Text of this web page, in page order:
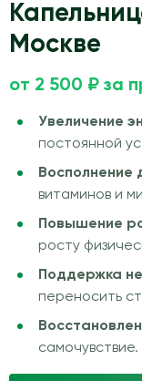
Москве
от 2 500 ₽ за
Увеличение
постоянной
Восполнение
витаминов и
Повышение
росту
Поддержка
переносить
самочувствие.